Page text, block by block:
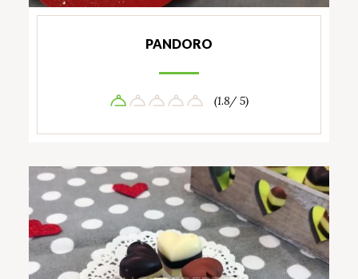
PANDORO
(1.8/ 5)